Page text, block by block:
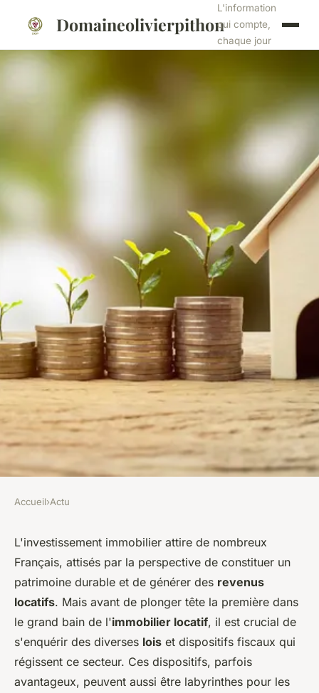
Domaineolivierpithon
L'information
qui compte,
chaque jour
Les lois à connaître pour un
investissement immobilier
léonne•21 décembre 2023•2 min de lecture
Accueil›Actu
L'investissement immobilier attire de nombreux
Français, attisés par la perspective de constituer un
patrimoine durable et de générer des revenus
locatifs. Mais avant de plonger tête la première dans
le grand bain de l'immobilier locatif, il est crucial de
s'enquérir des diverses lois et dispositifs fiscaux qui
régissent ce secteur. Ces dispositifs, parfois
avantageux, peuvent aussi être labyrinthes pour les